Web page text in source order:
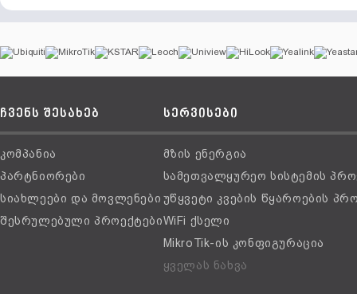
ჩვენს შესახებ
კომპანია
პარტნიორები
სიახლეები და მოვლენები
შესრულებული პროექტები
სერვისები
მზის ენერგია
სამეთვალყურეო სისტემის
უწყვეტი კვების წყაროების
WiFi ქსელი
MikroTik-ის კონფიგურაცია
ყველას ნახვა